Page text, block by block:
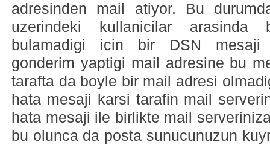
adresinden mail atiyor. Bu
uzerindeki kullanicilar arasinda
bulamadigi icin bir DSN mesaji
gonderim yaptigi mail adresine bu
tarafta da boyle bir mail adresi
hata mesaji karsi tarafin mail
hata mesaji ile birlikte mail
bu olunca da posta sunucunuzun